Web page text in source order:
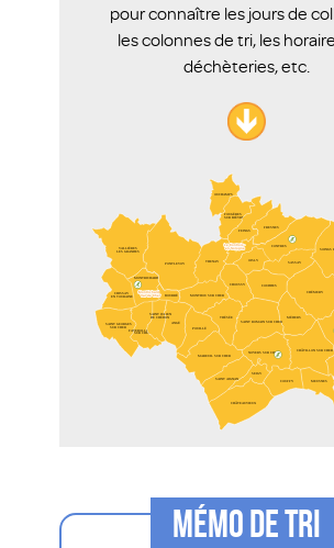
pour connaître les jours de
les colonnes de tri, les
déchèteries, etc.
MÉMO DE TRI